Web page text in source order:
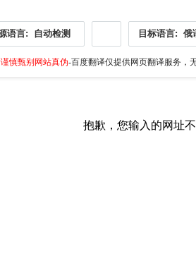
语言: 自动检测 目标语言: 俄
慎甄别网站真伪-百度翻译仅提供网页翻译服务，